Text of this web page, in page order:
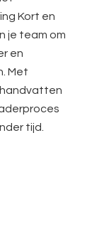
Kort en
je team om
en
Met
tijd.